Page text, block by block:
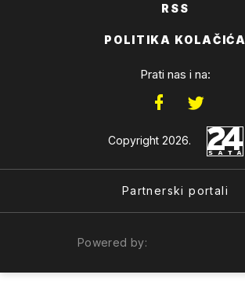
RSS
POLITIKA KOLAČIĆA
Prati nas i na:
Copyright 2026.
Partnerski portali
Powered by: